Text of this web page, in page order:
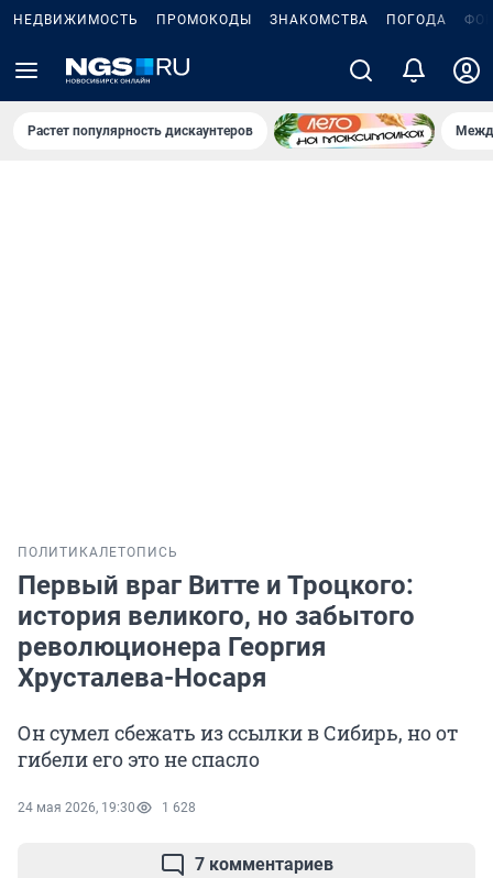
НЕДВИЖИМОСТЬ ПРОМОКОДЫ ЗНАКОМСТВА ПОГОДА
Растет популярность дискаунтеров
ПОЛИТИКАЛЕТОПИСЬ
Первый враг Витте и Троцкого:
история великого, но забытого
революционера Георгия
Хрусталева-Носаря
Он сумел сбежать из ссылки в Сибирь, но от
гибели его это не спасло
24 мая 2026, 19:30 1 628
7 комментариев